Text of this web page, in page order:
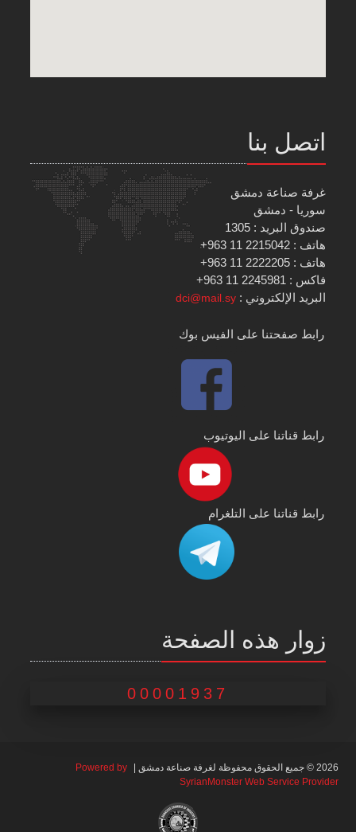
اتصل بنا
غرفة صناعة دمشق
سوريا - دمشق
صندوق البريد : 1305
هاتف : 2215042 11 963+
هاتف : 2222205 11 963+
فاكس : 2245981 11 963+
البريد الإلكتروني :dci@mail.sy
رابط صفحتنا على الفيس بوك
رابط قناتنا على اليوتيوب
رابط قناتنا على التلغرام
زوار هذه الصفحة
00001937
2026 © جميع الحقوق محفوظة لغرفة صناعة دمشق |
Powered by
SyrianMonster Web Service Provider